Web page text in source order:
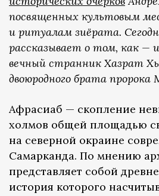
посвященных культовым
и ритуалам зиёрата.
рассказывает о том, как — и
вечный странник Хазрат
двоюродного брата
Афрасиаб — скопление
холмов общей площадью
на северной окраине
Самарканда. По мнению
представляет собой
история которого